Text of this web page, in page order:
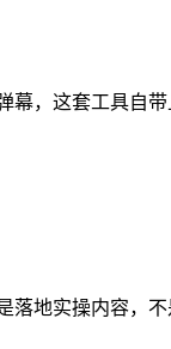
幕，这套工具自
落地实操内容，